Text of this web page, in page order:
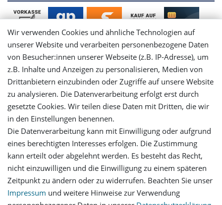
Mein Konto
Login
Registrieren
Versandinformationen
Let's stay connected
Wir verwenden Cookies und ähnliche Technologien auf
unserer Website und verarbeiten personenbezogene Daten
von Besucher:innen unserer Webseite (z.B. IP-Adresse), um
z.B. Inhalte und Anzeigen zu personalisieren, Medien von
Drittanbietern einzubinden oder Zugriffe auf unsere Website
zu analysieren. Die Datenverarbeitung erfolgt erst durch
gesetzte Cookies. Wir teilen diese Daten mit Dritten, die wir
in den Einstellungen benennen.
Die Datenverarbeitung kann mit Einwilligung oder aufgrund
eines berechtigten Interesses erfolgen. Die Zustimmung
kann erteilt oder abgelehnt werden. Es besteht das Recht,
nicht einzuwilligen und die Einwilligung zu einem späteren
Zeitpunkt zu ändern oder zu widerrufen. Beachten Sie unser
Impressum und weitere Hinweise zur Verwendung